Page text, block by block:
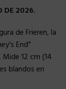
DE 2026.
de Frieren, la
End”
Mide 12 cm (14
blandos en